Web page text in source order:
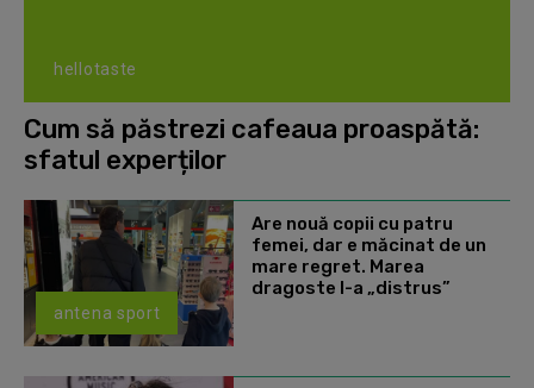
hellotaste
Cum să păstrezi cafeaua proaspătă:
sfatul experților
antena sport
Are nouă copii cu patru
femei, dar e măcinat de un
mare regret. Marea
dragoste l-a „distrus”